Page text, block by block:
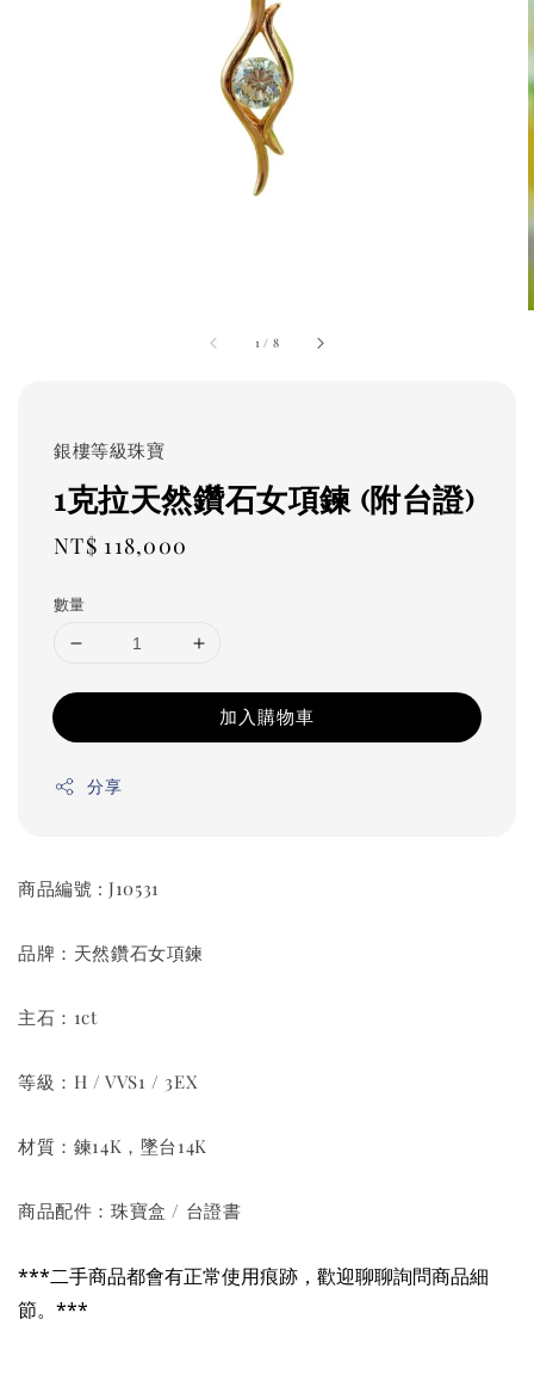
1 / 8
銀樓等級珠寶
1克拉天然鑽石女項鍊 (附台證)
Regular
NT$ 118,000
數量
加入購物車
分享
商品編號 : J10531
品牌：天然鑽石女項鍊
主石：1ct
等級：H / VVS1 / 3EX
材質：鍊14K，墜台14K
商品配件：珠寶盒 / 台證書
***二手商品都會有正常使用痕跡，歡迎聊聊詢問商品細
節。***